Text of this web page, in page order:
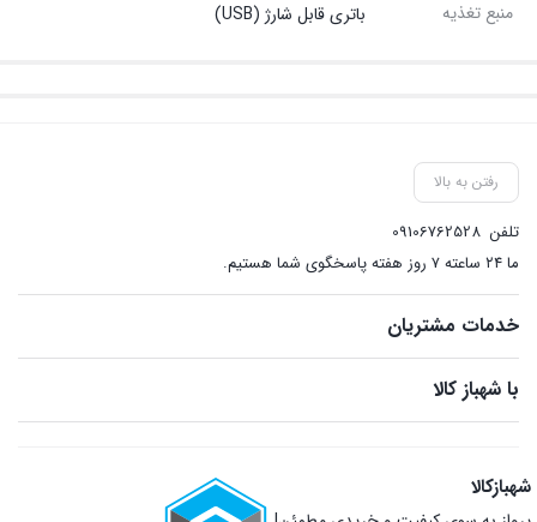
منبع تغذیه باتری قابل شارژ (USB)
رفتن به بالا
تلفن 09106762528
ما ۲۴ ساعته ۷ روز هفته پاسخگوی شما هستیم.
خدمات مشتریان
با شهباز کالا
شهبازکالا